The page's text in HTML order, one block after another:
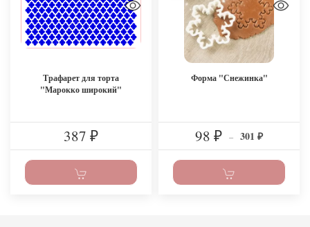
Трафарет для торта
"Марокко широкий"
387 ₽
Форма "Снежинка"
98 ₽ – 301 ₽